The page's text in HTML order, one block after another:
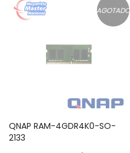
AGOTADO
QNAP RAM-4GDR4K0-SO-
2133